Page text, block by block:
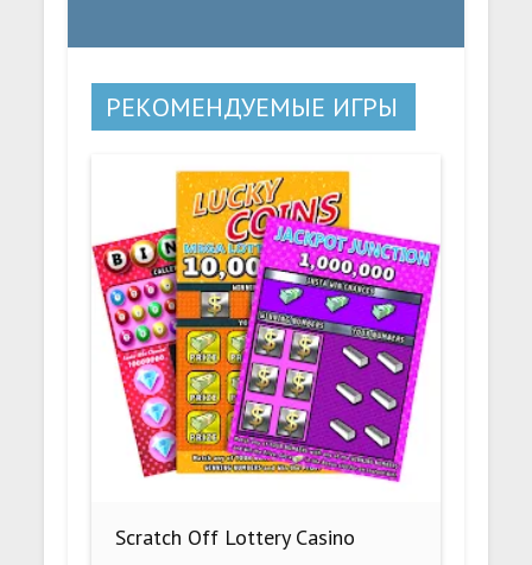
РЕКОМЕНДУЕМЫЕ ИГРЫ
Scratch Off Lottery Casino